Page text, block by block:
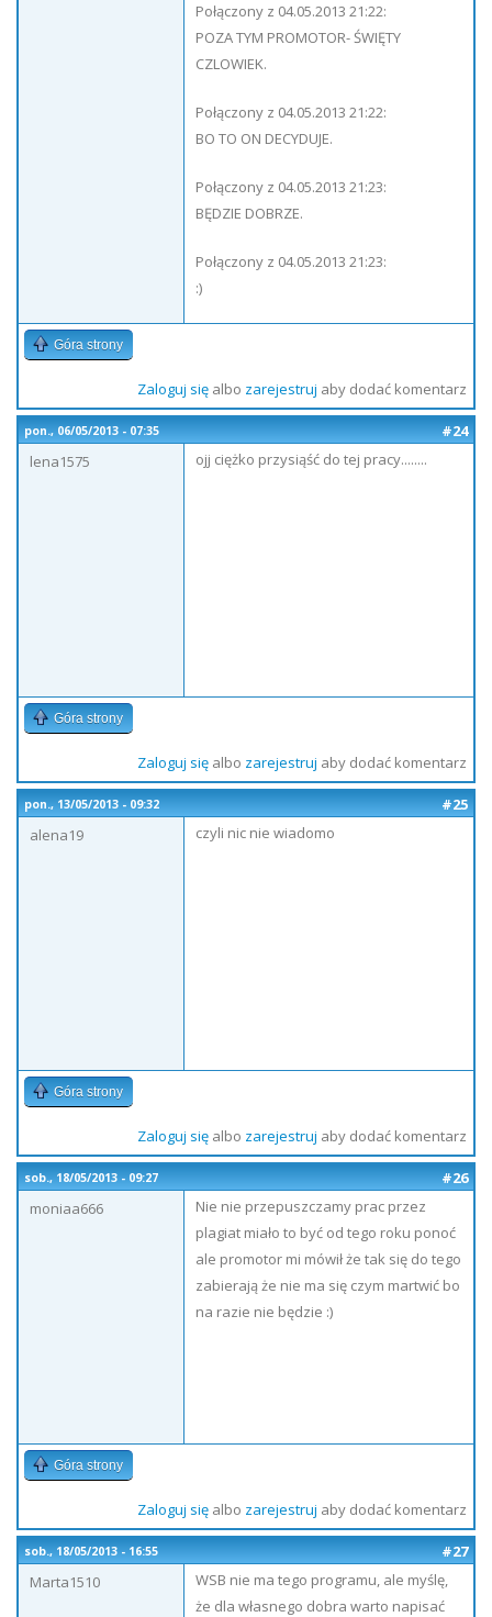
Połączony z 04.05.2013 21:22:
POZA TYM PROMOTOR- ŚWIĘTY
CZLOWIEK.
Połączony z 04.05.2013 21:22:
BO TO ON DECYDUJE.
Połączony z 04.05.2013 21:23:
BĘDZIE DOBRZE.
Połączony z 04.05.2013 21:23:
:)
Góra strony
Zaloguj sięalbo zarejestruj aby dodać komentarz
pon., 06/05/2013 - 07:35
#24
lena1575
ojj ciężko przysiąść do tej pracy........
Góra strony
Zaloguj sięalbo zarejestruj aby dodać komentarz
pon., 13/05/2013 - 09:32
#25
alena19
czyli nic nie wiadomo
Góra strony
Zaloguj sięalbo zarejestruj aby dodać komentarz
sob., 18/05/2013 - 09:27
#26
moniaa666
Nie nie przepuszczamy prac przez
plagiat miało to być od tego roku ponoć
ale promotor mi mówił że tak się do tego
zabierają że nie ma się czym martwić bo
na razie nie będzie :)
Góra strony
Zaloguj sięalbo zarejestruj aby dodać komentarz
sob., 18/05/2013 - 16:55
#27
Marta1510
WSB nie ma tego programu, ale myślę,
że dla własnego dobra warto napisać